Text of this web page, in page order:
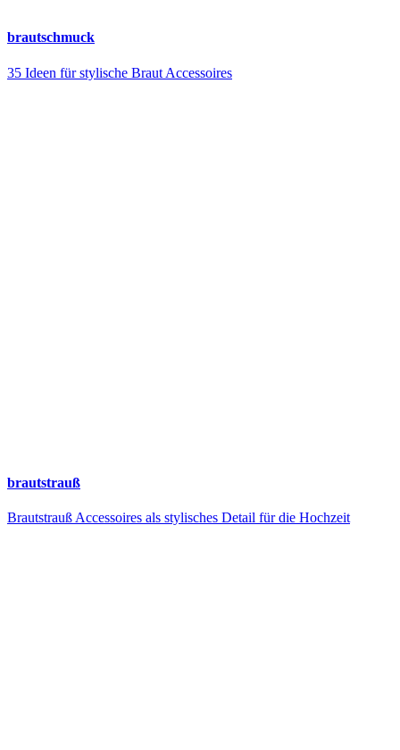
brautschmuck
35 Ideen für stylische Braut Accessoires
brautstrauß
Brautstrauß Accessoires als stylisches Detail für die Hochzeit